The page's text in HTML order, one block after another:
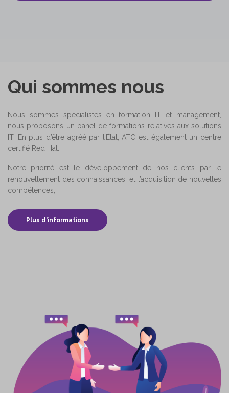
Qui sommes nous
Nous sommes spécialistes en formation IT et management,
nous proposons un panel de formations relatives aux solutions
IT. En plus d’être agréé par l’État, ATC est également un centre
certifié Red Hat.
Notre priorité est le développement de nos clients par le
renouvellement des connaissances, et l’acquisition de nouvelles
compétences,
Plus d'informations